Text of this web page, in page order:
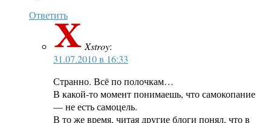
Ответить
Xstroy:
31.07.2010 в 16:33
Странно. Всё по полочкам…
В какой-то момент понимаешь, что самокопание
— не есть самоцель.
В то же время, читая другие блоги понял, что в